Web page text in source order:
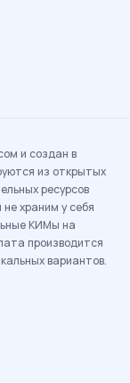
и создан в
из открытых
ресурсов
храним у себя
КИМы на
производится
вариантов.